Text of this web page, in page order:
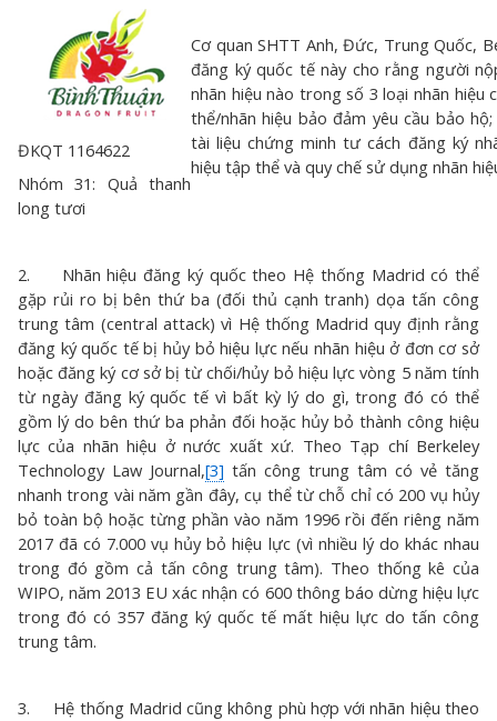
ĐKQT 1164622
Nhóm 31: Quả thanh
long tươi
Cơ quan SHTT Anh, Đức, Trung Quốc,
đăng ký quốc tế này cho rằng người
nhãn hiệu nào trong số 3 loại nhãn hiệu
thể/nhãn hiệu bảo đảm yêu cầu bảo
tài liệu chứng minh tư cách đăng ký
hiệu tập thể và quy chế sử dụng nhãn
2. Nhãn hiệu đăng ký quốc theo Hệ thống Madrid có thể
gặp rủi ro bị bên thứ ba (đối thủ cạnh tranh) dọa tấn công
trung tâm (central attack) vì Hệ thống Madrid quy định rằng
đăng ký quốc tế bị hủy bỏ hiệu lực nếu nhãn hiệu ở đơn cơ sở
hoặc đăng ký cơ sở bị từ chối/hủy bỏ hiệu lực vòng 5 năm tính
từ ngày đăng ký quốc tế vì bất kỳ lý do gì, trong đó có thể
gồm lý do bên thứ ba phản đối hoặc hủy bỏ thành công hiệu
lực của nhãn hiệu ở nước xuất xứ. Theo Tạp chí Berkeley
Technology Law Journal,[3] tấn công trung tâm có vẻ tăng
nhanh trong vài năm gần đây, cụ thể từ chỗ chỉ có 200 vụ hủy
bỏ toàn bộ hoặc từng phần vào năm 1996 rồi đến riêng năm
2017 đã có 7.000 vụ hủy bỏ hiệu lực (vì nhiều lý do khác nhau
trong đó gồm cả tấn công trung tâm). Theo thống kê của
WIPO, năm 2013 EU xác nhận có 600 thông báo dừng hiệu lực
trong đó có 357 đăng ký quốc tế mất hiệu lực do tấn công
trung tâm.
3. Hệ thống Madrid cũng không phù hợp với nhãn hiệu theo